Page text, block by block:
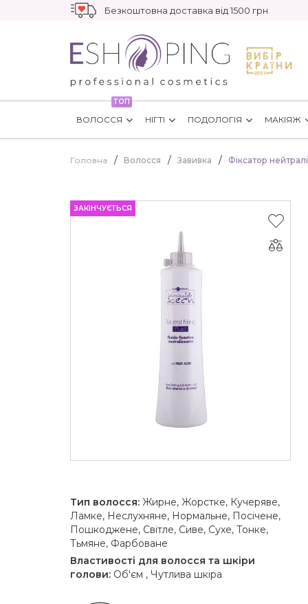
Безкоштовна доставка від 1500 грн
ТОП
ВОЛОССЯ НІГТІ ПОДОЛОГІЯ МАКІЯЖ
Головна Волосся Завивка Фіксатор
ЗАКІНЧУЄТЬСЯ
Тип волосся: Жирне, Жорстке, Кучеряве,
Ламке, Неслухняне, Нормальне, Посічене,
Пошкоджене, Світле, Сиве, Сухе, Тонке,
Тьмяне, Фарбоване
Властивості для волосся та шкіри
голови: Об'єм , Чутлива шкіра